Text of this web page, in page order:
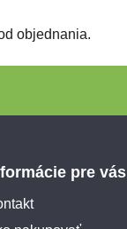
objednania.
pre vás